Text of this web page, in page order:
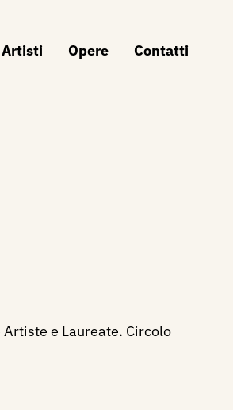
Artisti Opere Contatti
e Laureate. Circolo